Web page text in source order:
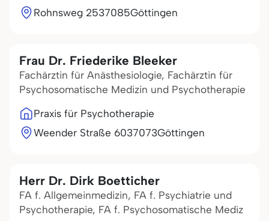
Rohnsweg 2537085Göttingen
Frau Dr. Friederike Bleeker
Fachärztin für Anästhesiologie, Fachärztin für
Psychosomatische Medizin und Psychotherapie
Praxis für Psychotherapie
Weender Straße 6037073Göttingen
Herr Dr. Dirk Boetticher
FA f. Allgemeinmedizin, FA f. Psychiatrie und
Psychotherapie, FA f. Psychosomatische Mediz